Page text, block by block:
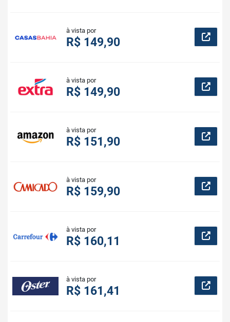
à vista por
R$ 149,90
à vista por
R$ 149,90
à vista por
R$ 151,90
à vista por
R$ 159,90
à vista por
R$ 160,11
à vista por
R$ 161,41